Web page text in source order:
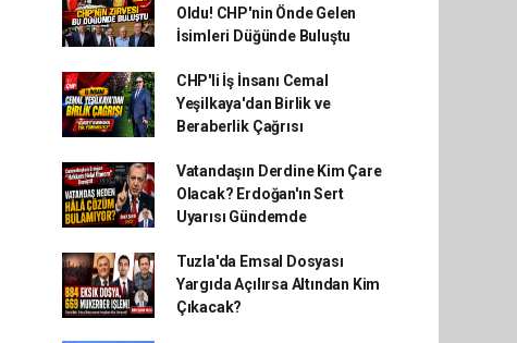
Oldu! CHP'nin Önde Gelen
İsimleri Düğünde Buluştu
CHP'li İş İnsanı Cemal
Yeşilkaya'dan Birlik ve
Beraberlik Çağrısı
Vatandaşın Derdine Kim Çare
Olacak? Erdoğan'ın Sert
Uyarısı Gündemde
Tuzla'da Emsal Dosyası
Yargıda Açılırsa Altından Kim
Çıkacak?